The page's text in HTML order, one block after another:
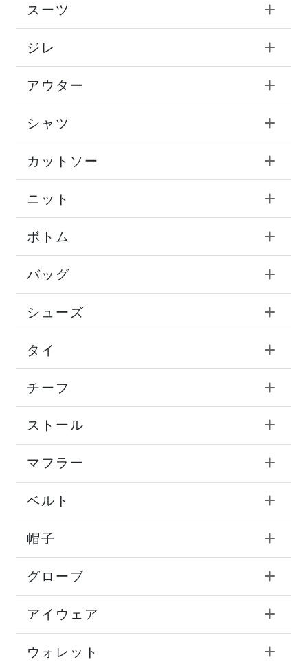
スーツ
ジレ
アウター
シャツ
カットソー
ニット
ボトム
バッグ
シューズ
タイ
チーフ
ストール
マフラー
ベルト
帽子
グローブ
アイウェア
ウォレット